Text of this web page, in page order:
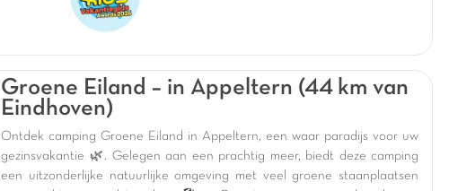
Groene Eiland – in Appeltern (44 km van
Eindhoven)
Ontdek camping Groene Eiland in Appeltern, een waar paradijs voor uw
gezinsvakantie 🌿. Gelegen aan een prachtig meer, biedt deze camping
een uitzonderlijke natuurlijke omgeving met veel groene staanplaatsen